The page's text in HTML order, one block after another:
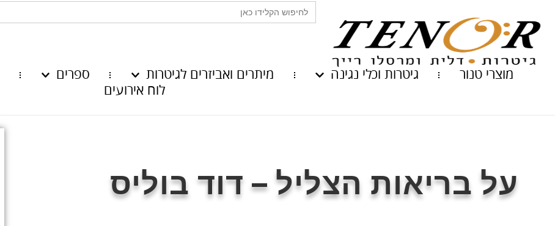
Search
for:
מוצרי טנור גיטרות וכלי נגינה מיתרים ואביזרים לגיטרות ספרים
לוח אירועים
על בריאות הצליל – דוד בוליס